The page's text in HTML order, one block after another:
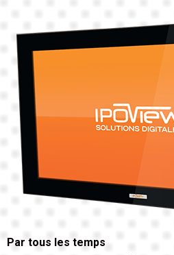
Par tous les temps